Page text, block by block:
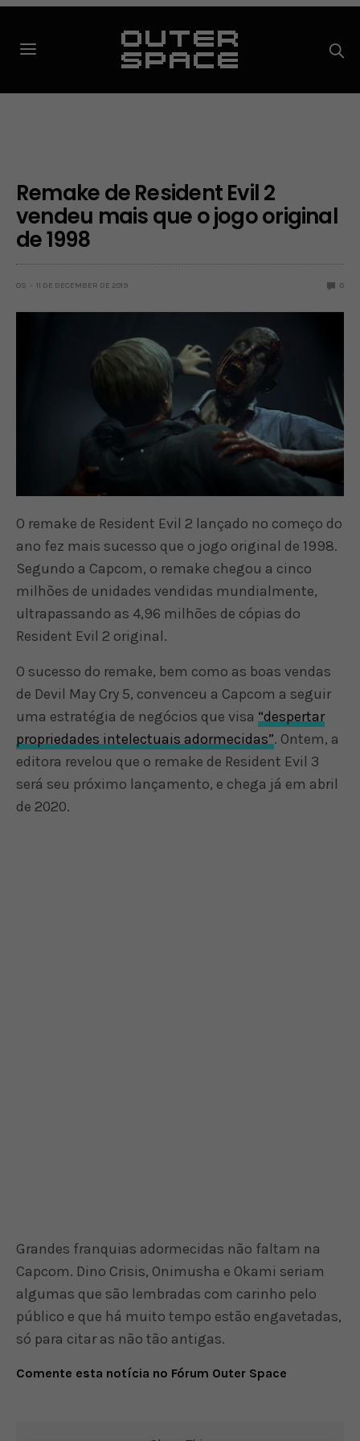
Remake de Resident Evil 2
vendeu mais que o jogo original
de 1998
OS 11 DE DECEMBER DE 2019 0
O remake de Resident Evil 2 lançado no começo do
ano fez mais sucesso que o jogo original de 1998.
Segundo a Capcom, o remake chegou a cinco
milhões de unidades vendidas mundialmente,
ultrapassando as 4,96 milhões de cópias do
Resident Evil 2 original.
O sucesso do remake, bem como as boas vendas
de Devil May Cry 5, convenceu a Capcom a seguir
uma estratégia de negócios que visa “despertar
propriedades intelectuais adormecidas”. Ontem, a
editora revelou que o remake de Resident Evil 3
será seu próximo lançamento, e chega já em abril
de 2020.
Grandes franquias adormecidas não faltam na
Capcom. Dino Crisis, Onimusha e Okami seriam
algumas que são lembradas com carinho pelo
público e que há muito tempo estão engavetadas,
só para citar as não tão antigas.
Comente esta notícia no Fórum Outer Space